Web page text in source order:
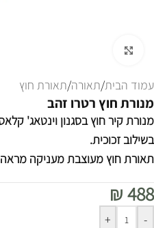
עמוד הבית/תאורה/תאורת חוץ
מנורת חוץ רטרו זהב
מנורת קיר חוץ בסגנון וינטאג'
בשילוב זכוכית.
תאורת חוץ מעוצבת מעניקה מראה
₪488
-
+Alternative: